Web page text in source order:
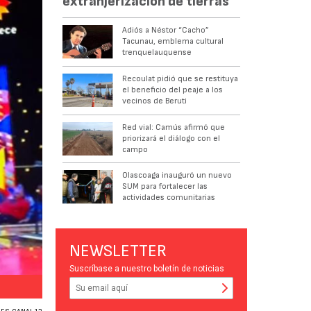
PREMIADO. El doctor Belloni se destacó en la TV.
Adiós a Néstor “Cacho”
Tacunau, emblema cultural
trenquelauquense
Recoulat pidió que se restituya
el beneficio del peaje a los
vecinos de Beruti
Red vial: Camús afirmó que
priorizará el diálogo con el
campo
Olascoaga inauguró un nuevo
SUM para fortalecer las
actividades comunitarias
NEWSLETTER
Suscríbase a nuestro boletín de noticias